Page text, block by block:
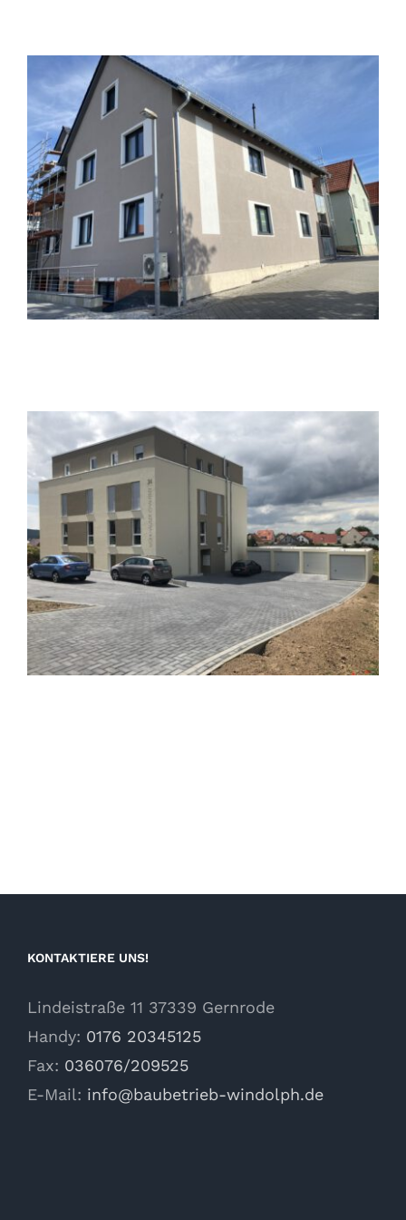
KONTAKTIERE UNS!
Lindeistraße 11 37339 Gernrode
Handy: 0176 20345125
Fax: 036076/209525
E-Mail: info@baubetrieb-windolph.de